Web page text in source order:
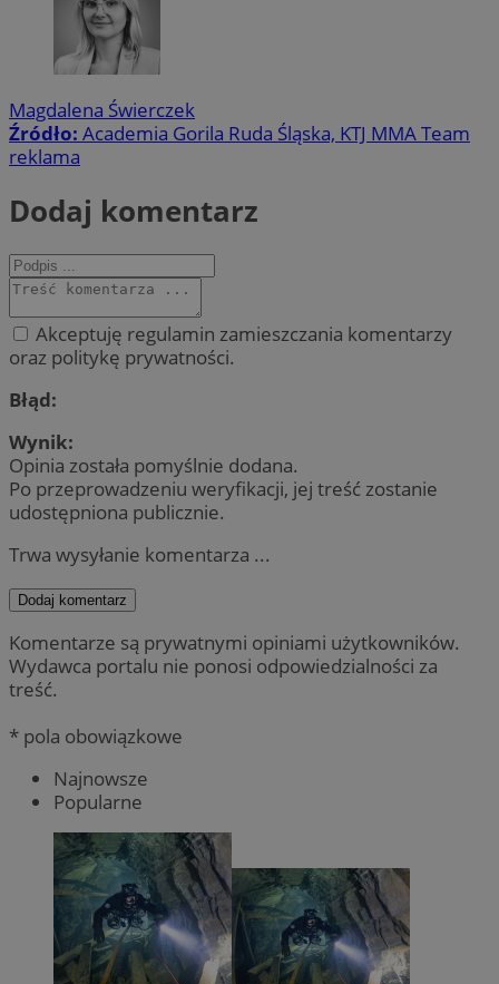
Magdalena Świerczek
Źródło: Academia Gorila Ruda Śląska, KTJ MMA Team
reklama
Dodaj komentarz
Akceptuję regulamin zamieszczania komentarzy
oraz politykę prywatności.
Błąd:
Wynik:
Opinia została pomyślnie dodana.
Po przeprowadzeniu weryfikacji, jej treść zostanie
udostępniona publicznie.
Trwa wysyłanie komentarza ...
Dodaj komentarz
Komentarze są prywatnymi opiniami użytkowników.
Wydawca portalu nie ponosi odpowiedzialności za
treść.
* pola obowiązkowe
Najnowsze
Popularne